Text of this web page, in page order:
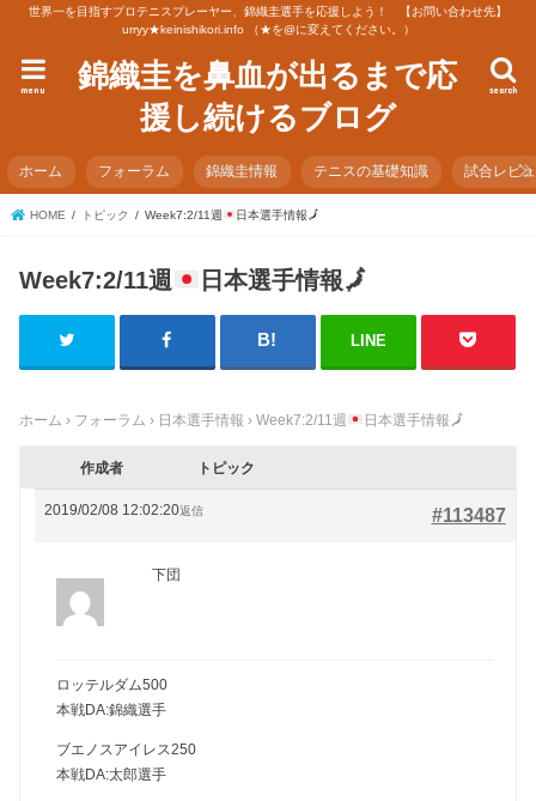
世界一を目指すプロテニスプレーヤー、錦織圭選手を応援しよう！ 【お問い合わせ先】
urryy★keinishikori.info （★を@に変えてください。）
錦織圭を鼻血が出るまで応
援し続けるブログ
search
menu
ホーム フォーラム 錦織圭情報 テニスの基礎知識 試合レビ
HOME トピック Week7:2/11週 日本選手情報🗾
Week7:2/11週 日本選手情報🗾
LINE
ホーム › フォーラム › 日本選手情報 › Week7:2/11週 日本選手情報🗾
作成者 トピック
2019/02/08 12:02:20 #113487
返信
下団
ロッテルダム500
本戦DA:錦織選手
ブエノスアイレス250
本戦DA:太郎選手